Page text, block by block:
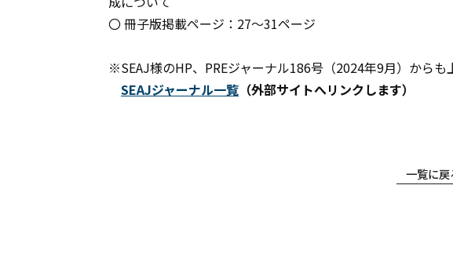
〇 冊子版掲載ページ：27～31ページ
※SEAJ様のHP、PREジャーナル186号（2024年9月）からも
SEAJジャーナル一覧 （外部サイトへリンクします）
一覧に戻